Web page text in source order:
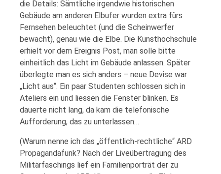
die Details: Sämtliche irgendwie historischen
Gebäude am anderen Elbufer wurden extra fürs
Fernsehen beleuchtet (und die Scheinwerfer
bewacht), genau wie die Elbe. Die Kunsthochschule
erhielt vor dem Ereignis Post, man solle bitte
einheitlich das Licht im Gebäude anlassen. Später
überlegte man es sich anders – neue Devise war
„Licht aus“. Ein paar Studenten schlossen sich in
Ateliers ein und liessen die Fenster blinken. Es
dauerte nicht lang, da kam die telefonische
Aufforderung, das zu unterlassen…
(Warum nenne ich das „öffentlich-rechtliche“ ARD
Propagandafunk? Nach der Liveübertragung des
Militärfaschings lief ein Familienporträt der zu